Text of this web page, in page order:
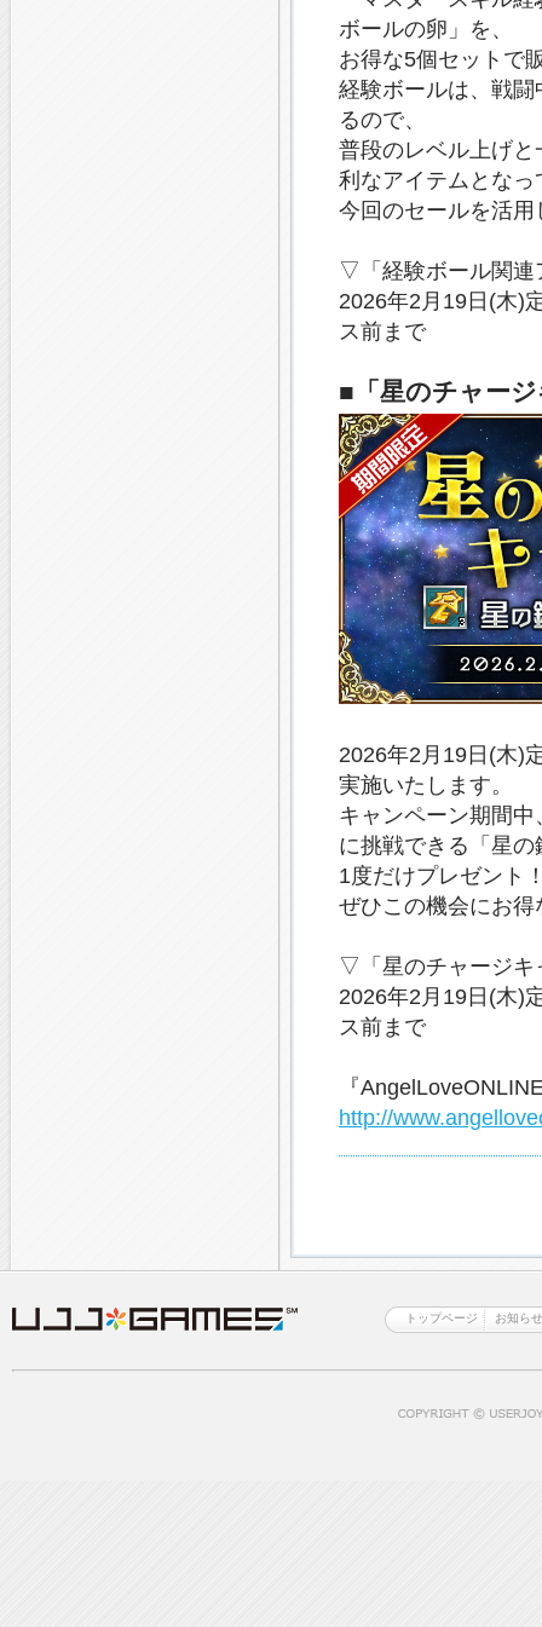
ボールの卵」を、
お得な5個セットで
経験ボールは、戦
るので、
普段のレベル上げ
利なアイテムとなっ
今回のセールを活
▽「経験ボール関連
2026年2月19日(木)
ス前まで
■「星のチャー
2026年2月19日(木)
実施いたします。
キャンペーン期間
に挑戦できる「星の
1度だけプレゼント
ぜひこの機会にお
▽「星のチャージキ
2026年2月19日(木)
ス前まで
『
http://
トップページ お知らせ